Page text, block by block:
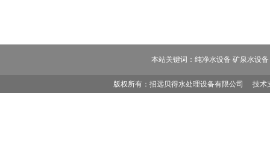
本站关键词：纯净水设备 矿泉水设
版权所有：招远贝得水处理设备有限公司 技术